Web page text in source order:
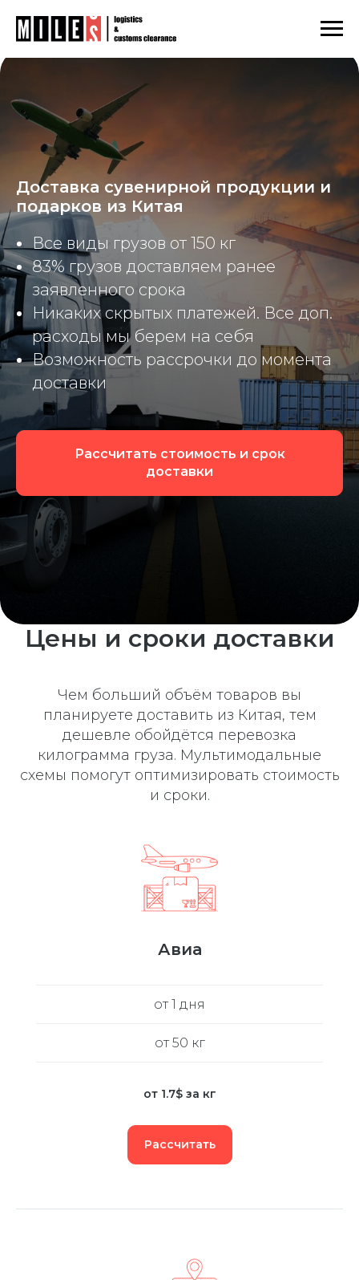
Главная / Азия / Китай
Доставка сувенирной продукции и подарков из Китая
Доставка сувенирной продукции и
подарков из Китая
Все виды грузов от 150 кг
83% грузов доставляем ранее
заявленного срока
Никаких скрытых платежей. Все доп.
расходы мы берем на себя
Возможность рассрочки до момента
доставки
Рассчитать стоимость и срок
доставки
Цены и сроки доставки
Чем больший объём товаров вы
планируете доставить из Китая, тем
дешевле обойдётся перевозка
килограмма груза. Мультимодальные
схемы помогут оптимизировать стоимость
и сроки.
Авиа
от 1 дня
от 50 кг
от 1.7$ за кг
Рассчитать